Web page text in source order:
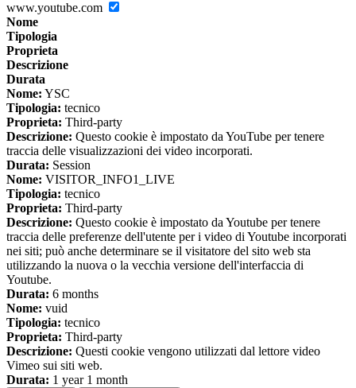
www.youtube.com
Nome
Tipologia
Proprieta
Descrizione
Durata
Nome: YSC
Tipologia: tecnico
Proprieta: Third-party
Descrizione: Questo cookie è impostato da YouTube per tenere
traccia delle visualizzazioni dei video incorporati.
Durata: Session
Nome: VISITOR_INFO1_LIVE
Tipologia: tecnico
Proprieta: Third-party
Descrizione: Questo cookie è impostato da Youtube per tenere
traccia delle preferenze dell'utente per i video di Youtube incorporati
nei siti; può anche determinare se il visitatore del sito web sta
utilizzando la nuova o la vecchia versione dell'interfaccia di
Youtube.
Durata: 6 months
Nome: vuid
Tipologia: tecnico
Proprieta: Third-party
Descrizione: Questi cookie vengono utilizzati dal lettore video
Vimeo sui siti web.
Durata: 1 year 1 month